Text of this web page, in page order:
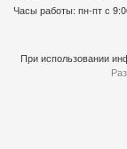
Часы работы: пн-пт с
При использовании